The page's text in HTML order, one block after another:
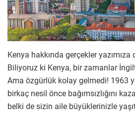
Kenya hakkında gerçekler
Biliyoruz ki Kenya, bir zamanlar
Ama özgürlük kolay gelmedi! 1963
birkaç nesil önce bağımsızlığını
belki de sizin aile büyüklerinizle